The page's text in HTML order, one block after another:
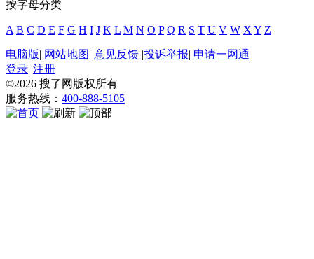
按字母分类
A B C D E F G H I J K L M N O P Q R S T U V W X Y Z
电脑版| 网站地图| 意见反馈 |投诉举报| 申请一网通
登录| 注册
©2026 搜了网 版权所有
服务热线： 400-888-5105